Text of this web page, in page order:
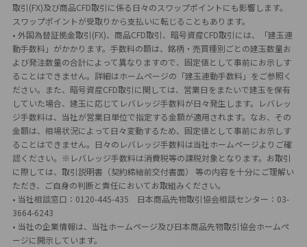
取引(FX)及び商品CFD取引に係る日々のスワップポイントにも影響します。
スワップポイントが受取りから支払いに転じることもあります。
• 外国為替証拠金取引(FX)、商品CFD取引、暗号資産CFD取引には、「建玉連
動手数料」がかかります。手数料の額は、銘柄・売買種別ごとの建玉数量お
よび発注数量の合計によって異なりますので、固定値として事前にお示しす
ることはできません。詳細はホームページの「建玉連動手数料」をご参照く
ださい。また、暗号資産CFD取引に関しては、営業日をまたいで建玉を保有
していた場合、建玉に応じてレバレッジ手数料が日々発生します。レバレッ
ジ手数料は、当社が営業日単位で指定する金額が適用されます。なお、その
金額は、相場状況によって日々変動するため、固定値として事前にお示しす
ることはできません。日々のレバレッジ手数料は当社ホームページよりご確
認ください。※レバレッジ手数料は消費税等の課税対象となります。お取引
に際しては、取引説明書（契約締結前交付書面） 等の内容を十分にご理解い
ただき、ご自身の判断と責任においてお取組みください。
• 当社相談窓口：0120-445-435 日本商品先物取引協会相談センター：03-
3664-6243
• 当社の企業情報は、当社ホームページ及び日本商品先物取引協会ホームペ
ージに開示しています。